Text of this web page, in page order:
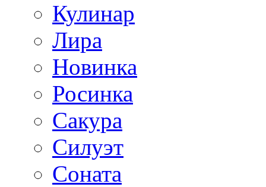
Кулинар
Лира
Новинка
Росинка
Сакура
Силуэт
Соната